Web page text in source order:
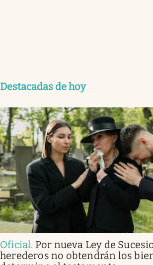
Destacadas de hoy
Oficial. Por nueva Ley de
herederos no obtendrán los